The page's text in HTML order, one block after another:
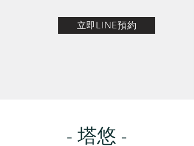
立即LINE預約
- 塔悠 -